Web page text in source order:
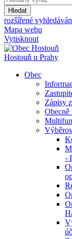
Hledat
rozšířené
Mapa webu
Vytisknout
Hostouň u Prahy
Obec
Zápisy
Obecně
-